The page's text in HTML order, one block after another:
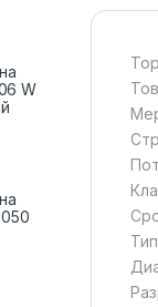
W